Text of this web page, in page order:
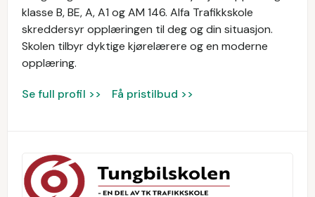
klasse B, BE, A, A1 og AM 146. Alfa Trafikkskole
skreddersyr opplæringen til deg og din situasjon.
Skolen tilbyr dyktige kjørelærere og en moderne
opplæring.
Se full profil >> Få pristilbud >>